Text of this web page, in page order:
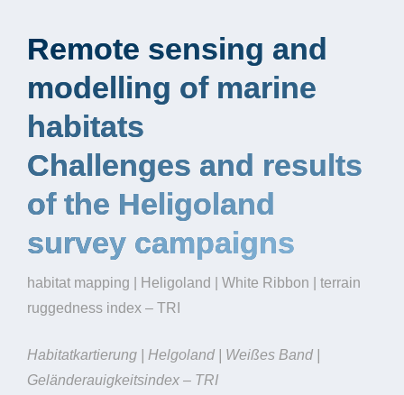
Remote sensing and
modelling of marine
habitats
Challenges and results
of the Heligoland
survey campaigns
habitat mapping | Heligoland | White Ribbon | terrain
ruggedness index – TRI
Habitatkartierung | Helgoland | Weißes Band |
Geländerauigkeitsindex – TRI